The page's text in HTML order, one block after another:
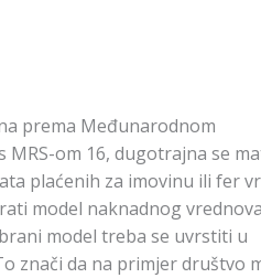
prema Međunarodnom
om 16, dugotrajna se
plaćenih za imovinu ili fer
model naknadnog
model treba se uvrstiti u
znači da na primjer društvo